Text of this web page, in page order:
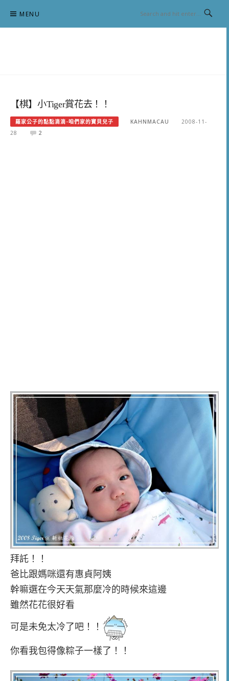
content
MENU
【棋】小Tiger賞花去！！
羅家公子的點點滴滴-咱們家的寶貝兒子 KAHNMACAU
2008-11-
28
2
拜託！！
爸比跟媽咪還有惠貞阿姨
幹嘛選在今天天氣那麼冷的時候來這邊
雖然花花很好看
可是未免太冷了吧！！
你看我包得像粽子一樣了！！